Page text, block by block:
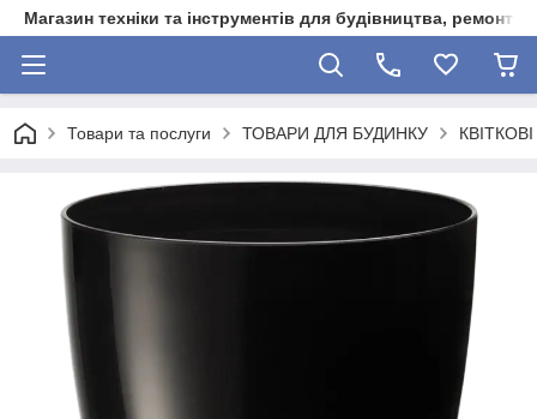
Магазин техніки та інструментів для будівництва, ремонту,
Товари та послуги ТОВАРИ ДЛЯ БУДИНКУ